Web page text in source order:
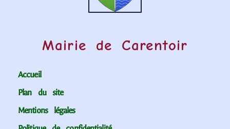
Mairie de Carentoir
Accueil
Plan du site
Mentions légales